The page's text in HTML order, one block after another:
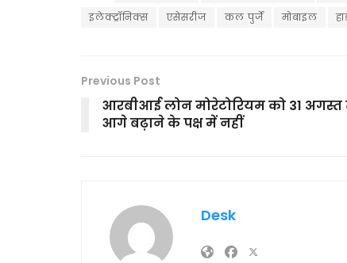
इलेक्ट्रॉनिक्स
एसेसरीज कल पुर्जे मोबाइल
Previous Post
आरबीआई लोन मोरेटोरियम को 31 अगस्त
आगे बढ़ाने के पक्ष में नहीं
Desk